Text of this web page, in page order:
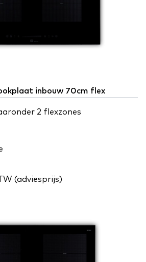
inbouw 70cm flex
2 flexzones
(adviesprijs)